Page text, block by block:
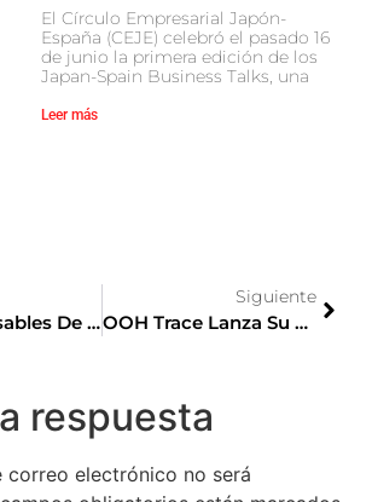
El Círculo Empresarial Japón-
España (CEJE) celebró el pasado 16
de junio la primera edición de los
Japan-Spain Business Talks, una
Leer más
Los Responsables De Defensa De EE.UU. Y Japón Acuerdan Reforzar Su Alianza De Seguridad
Siguiente
OOH Trace Lanza Su Tecnología En Japón Junto A Live Board
respuesta
correo electrónico no será